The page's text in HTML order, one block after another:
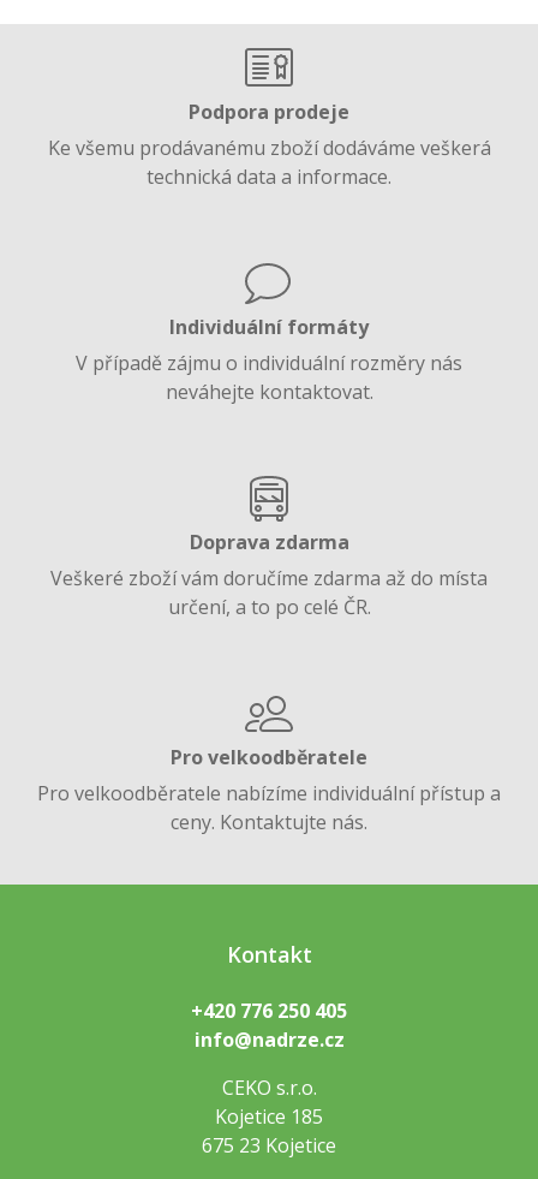
Podpora prodeje
Ke všemu prodávanému zboží dodáváme veškerá
technická data a informace.
Individuální formáty
V případě zájmu o individuální rozměry nás
neváhejte kontaktovat.
Doprava zdarma
Veškeré zboží vám doručíme zdarma až do místa
určení, a to po celé ČR.
Pro velkoodběratele
Pro velkoodběratele nabízíme individuální přístup a
ceny. Kontaktujte nás.
Kontakt
+420 776 250 405
info@nadrze.cz
CEKO s.r.o.
Kojetice 185
675 23 Kojetice